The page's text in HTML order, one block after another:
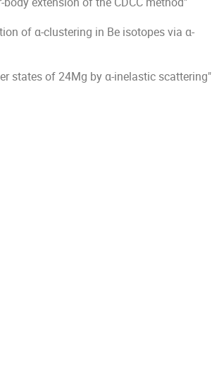
of α-clustering in Be isotopes via α-
states of 24Mg by α-inelastic scattering"